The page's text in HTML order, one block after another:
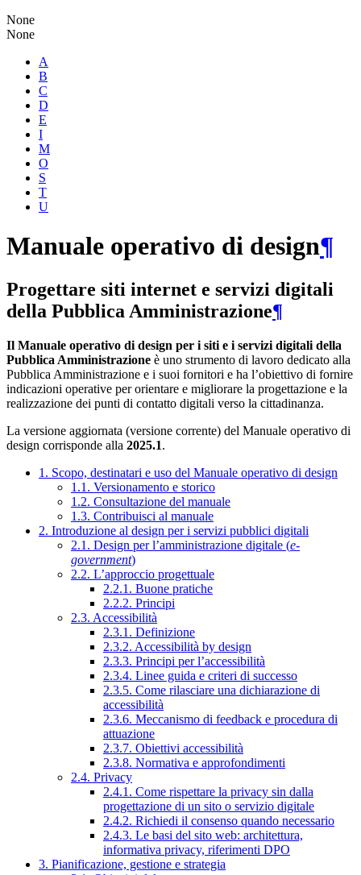
None
None
A
B
C
D
E
I
M
O
S
T
U
Manuale operativo di design¶
Progettare siti internet e servizi digitali
della Pubblica Amministrazione¶
Il Manuale operativo di design per i siti e i servizi digitali della
Pubblica Amministrazione è uno strumento di lavoro dedicato alla
Pubblica Amministrazione e i suoi fornitori e ha l’obiettivo di fornire
indicazioni operative per orientare e migliorare la progettazione e la
realizzazione dei punti di contatto digitali verso la cittadinanza.
La versione aggiornata (versione corrente) del Manuale operativo di
design corrisponde alla 2025.1.
1. Scopo, destinatari e uso del Manuale operativo di design
1.1. Versionamento e storico
1.2. Consultazione del manuale
1.3. Contribuisci al manuale
2. Introduzione al design per i servizi pubblici digitali
2.1. Design per l’amministrazione digitale (e-
government)
2.2. L’approccio progettuale
2.2.1. Buone pratiche
2.2.2. Principi
2.3. Accessibilità
2.3.1. Definizione
2.3.2. Accessibilità by design
2.3.3. Principi per l’accessibilità
2.3.4. Linee guida e criteri di successo
2.3.5. Come rilasciare una dichiarazione di
accessibilità
2.3.6. Meccanismo di feedback e procedura di
attuazione
2.3.7. Obiettivi accessibilità
2.3.8. Normativa e approfondimenti
2.4. Privacy
2.4.1. Come rispettare la privacy sin dalla
progettazione di un sito o servizio digitale
2.4.2. Richiedi il consenso quando necessario
2.4.3. Le basi del sito web: architettura,
informativa privacy, riferimenti DPO
3. Pianificazione, gestione e strategia